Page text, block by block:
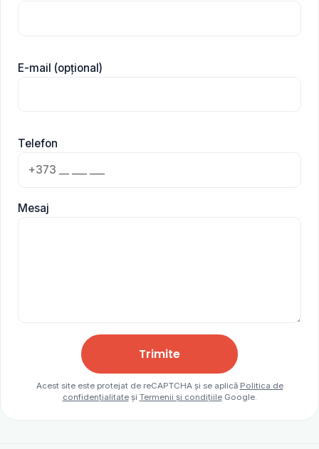
E-mail (opțional)
Telefon
Mesaj
Trimite
Acest site este protejat de reCAPTCHA și se aplică Politica de
confidențialitateși Termenii și condițiileGoogle.